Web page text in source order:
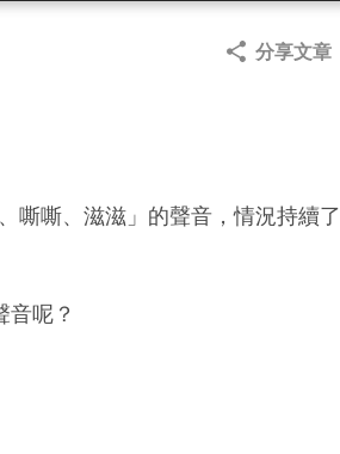
分享文章
嘶嘶、滋滋」的聲音，情況持續了
音呢？